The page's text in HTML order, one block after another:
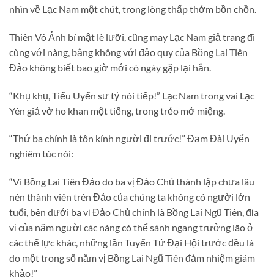
nhìn về Lạc Nam một chút, trong lòng thấp thởm bồn chồn.
Thiên Vô Ảnh bí mật lè lưỡi, cũng may Lạc Nam giả trang đi
cùng với nàng, bằng không với đảo quy của Bồng Lai Tiên
Đảo không biết bao giờ mới có ngày gặp lại hắn.
“Khụ khụ, Tiểu Uyển sư tỷ nói tiếp!” Lạc Nam trong vai Lạc
Yên giả vờ ho khan một tiếng, trong trẻo mở miệng.
“Thứ ba chính là tôn kính người đi trước!” Đạm Đài Uyển
nghiêm túc nói:
“Vì Bồng Lai Tiên Đảo do ba vị Đảo Chủ thành lập chưa lâu
nên thành viên trên Đảo của chúng ta không có người lớn
tuổi, bên dưới ba vị Đảo Chủ chính là Bồng Lai Ngũ Tiên, địa
vị của năm người các nàng có thể sánh ngang trưởng lão ở
các thế lực khác, những lần Tuyển Tử Đại Hội trước đều là
do một trong số năm vị Bồng Lai Ngũ Tiên đảm nhiệm giám
khảo!”